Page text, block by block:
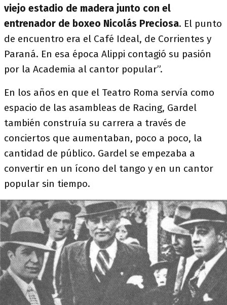
viejo estadio de madera junto con el
entrenador de boxeo Nicolás Preciosa. El punto
de encuentro era el Café Ideal, de Corrientes y
Paraná. En esa época Alippi contagió su pasión
por la Academia al cantor popular”.
En los años en que el Teatro Roma servía como
espacio de las asambleas de Racing, Gardel
también construía su carrera a través de
conciertos que aumentaban, poco a poco, la
cantidad de público. Gardel se empezaba a
convertir en un ícono del tango y en un cantor
popular sin tiempo.